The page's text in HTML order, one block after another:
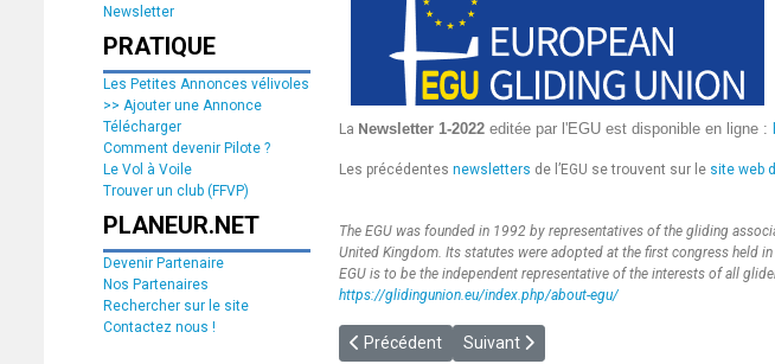
Newsletter
PRATIQUE
Les Petites Annonces vélivoles
>> Ajouter une Annonce
Télécharger
Comment devenir Pilote ?
Le Vol à Voile
Trouver un club (FFVP)
PLANEUR.NET
Devenir Partenaire
Nos Partenaires
Rechercher sur le site
Contactez nous !
La Newsletter 1-2022 editée par l'EGU est disponible en ligne :
Les précédentes newsletters de l’EGU se trouvent sur le site web
The EGU was founded in 1992 by representatives of the gliding
United Kingdom. Its statutes were adopted at the first congress held
EGU is to be the independent representative of the interests of all
https://glidingunion.eu/index.php/about-egu/
Article précédent : [SOL EX] Le planeur solaire autonome
Précédent Article suivant : [90ANS] Premier vol à la
Suivant